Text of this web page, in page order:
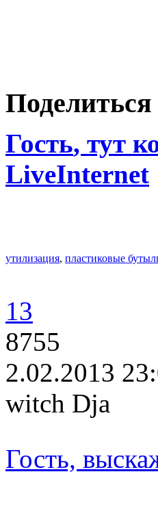
Гость, тут
LiveInternet
утилизация, пластиковые
13
8755
2.02.2013
witch Dja
Гость,